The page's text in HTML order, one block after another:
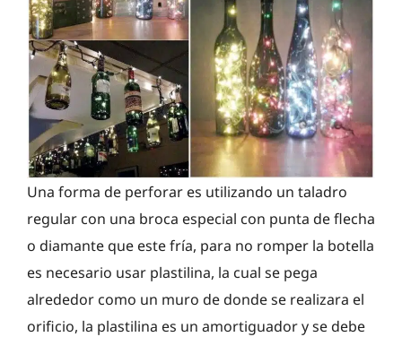
Una forma de perforar es utilizando un taladro
regular con una broca especial con punta de flecha
o diamante que este fría, para no romper la botella
es necesario usar plastilina, la cual se pega
alrededor como un muro de donde se realizara el
orificio, la plastilina es un amortiguador y se debe